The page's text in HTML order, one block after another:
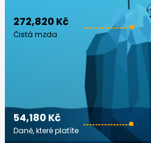
272,820 Kč
Čistá mzda
54,180 Kč
Daně, které platíte